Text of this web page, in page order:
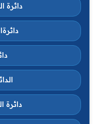
دائرة
دائرة